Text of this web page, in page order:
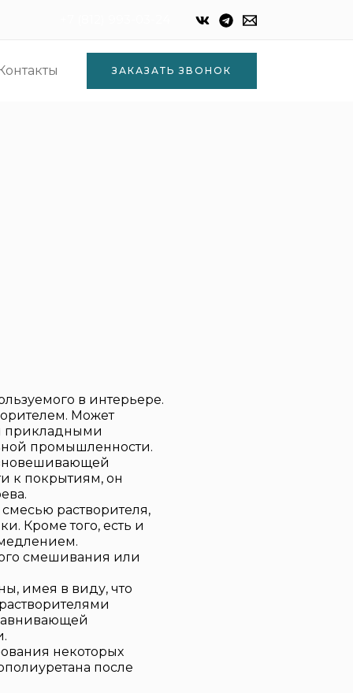
ЗАКАЗАТЬ ЗВОНОК
в интерьере.
Может
прикладными
промышленности.
к покрытиям, он
растворителя,
Кроме того, есть и
смешивания или
имея в виду, что
некоторых
после